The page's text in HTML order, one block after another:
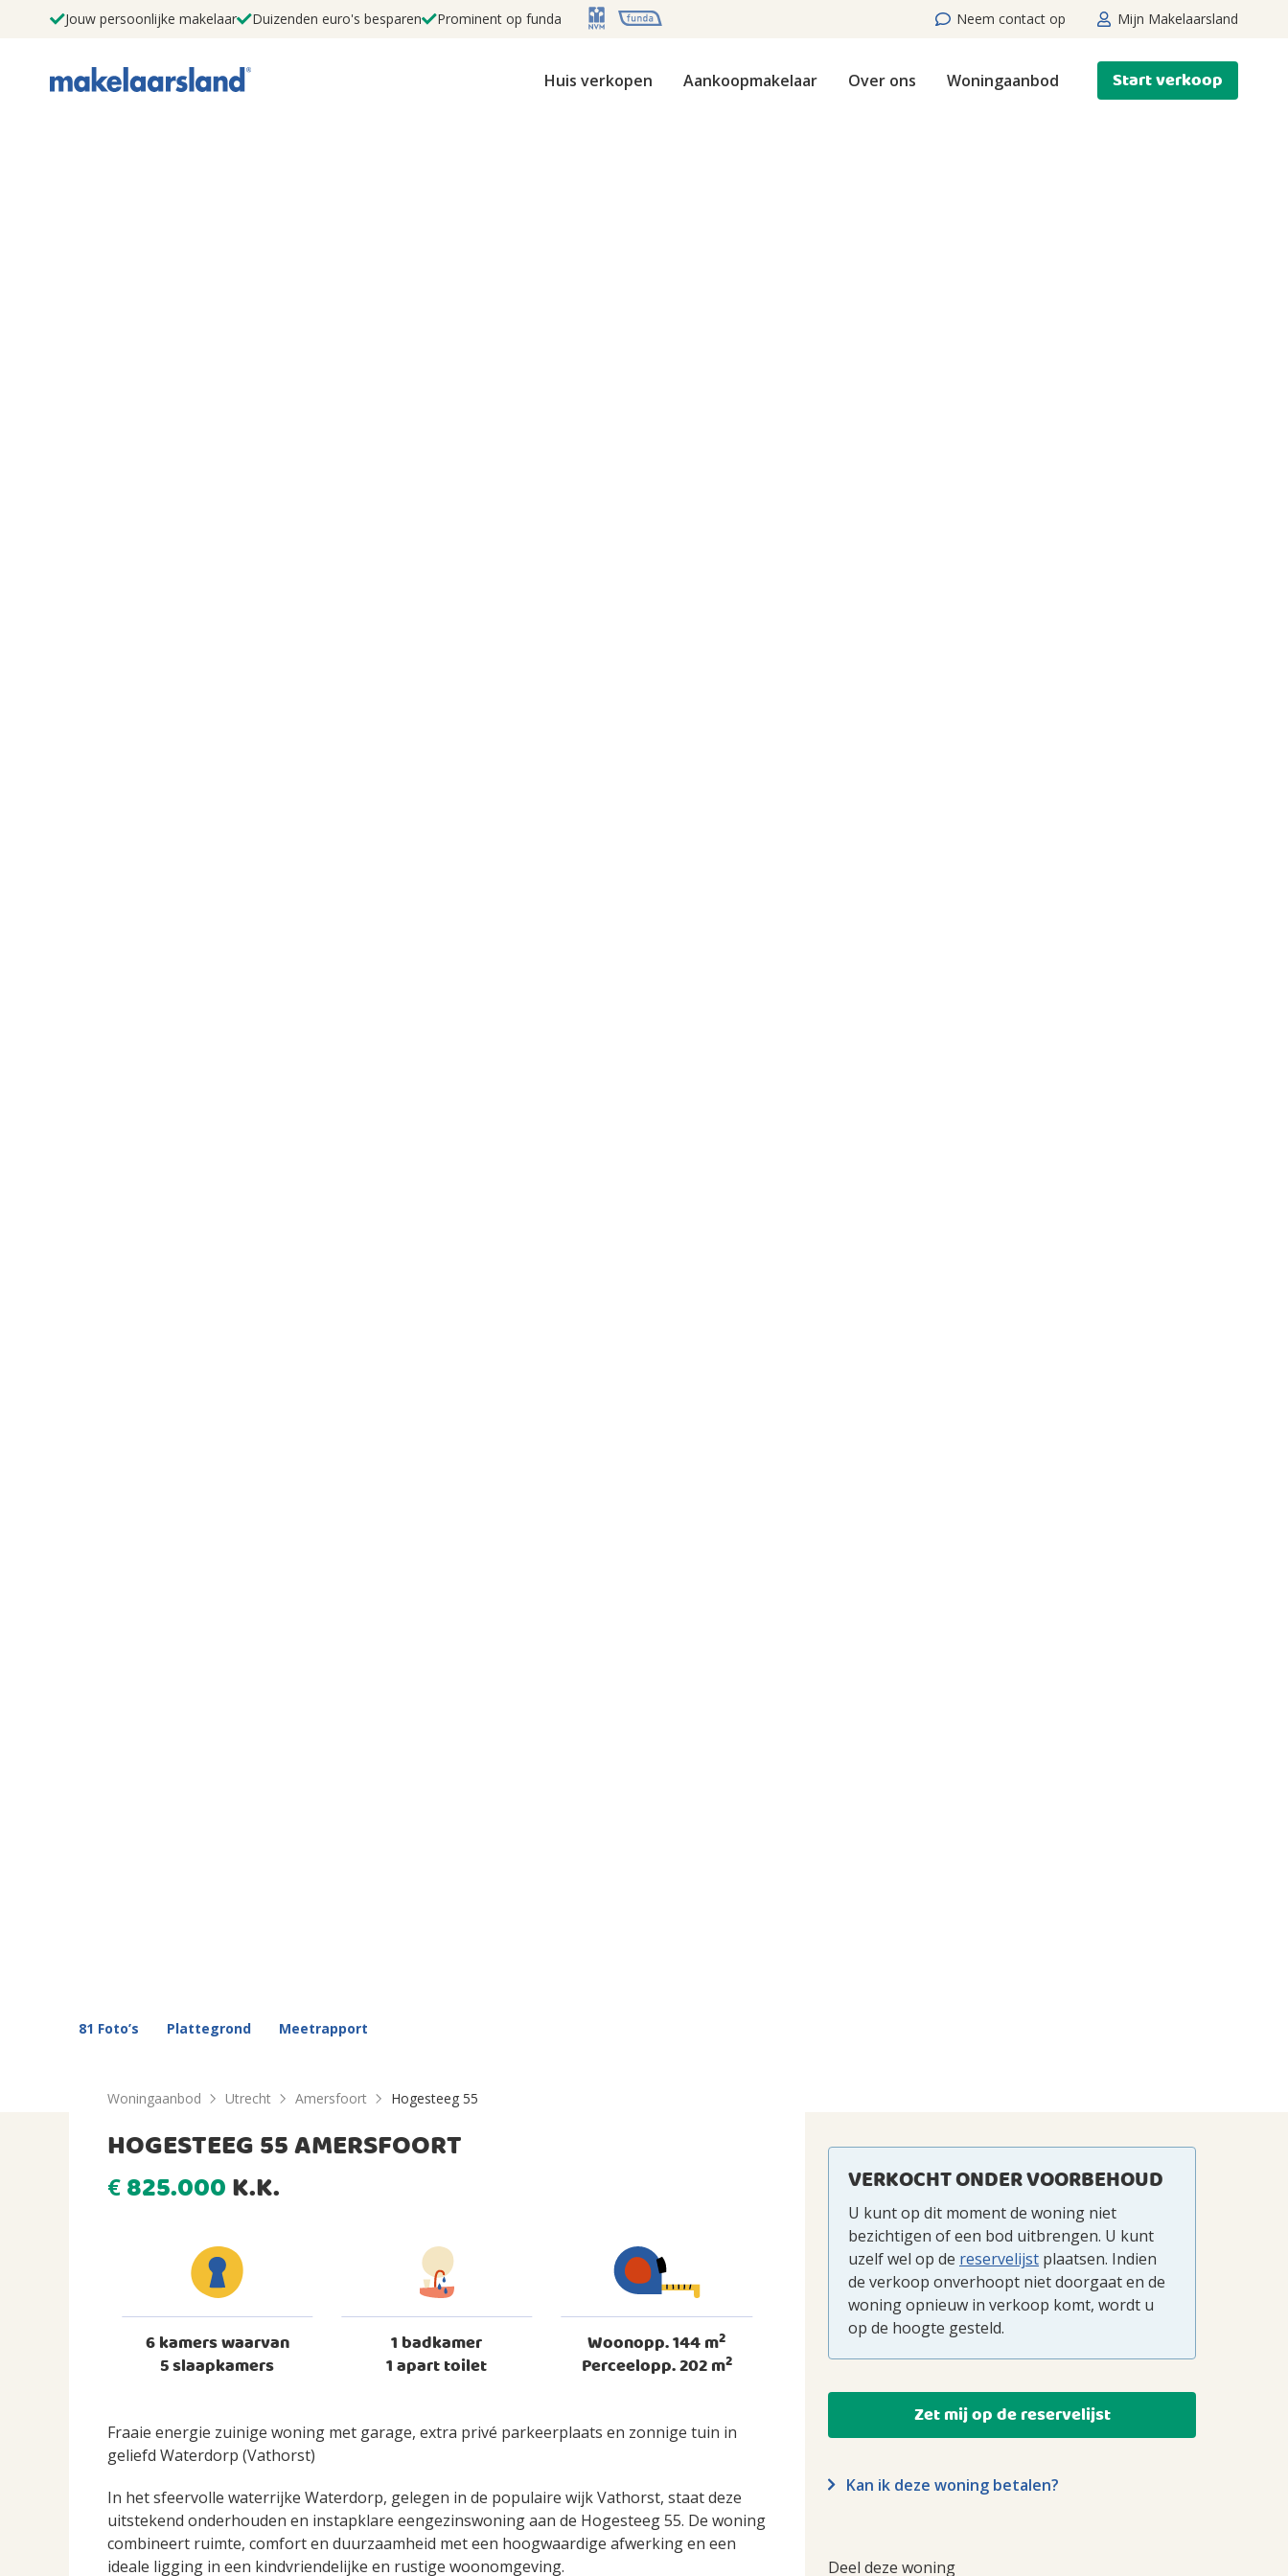
Jouw persoonlijke makelaar Duizenden euro's besparen Prominent op funda Neem contact op Mijn Makelaarsland
Huis verkopen Aankoopmakelaar Over ons Woningaanbod Start verkoop
81 Foto’s Plattegrond Meetrapport
Woningaanbod Utrecht Amersfoort Hogesteeg 55
HOGESTEEG 55 AMERSFOORT
€ 825.000K.K.
6 kamers waarvan
5 slaapkamers
1 badkamer
1 apart toilet
Woonopp. 144 m2
Perceelopp. 202 m2
Fraaie energie zuinige woning met garage, extra privé parkeerplaats en zonnige tuin in
geliefd Waterdorp (Vathorst)
In het sfeervolle waterrijke Waterdorp, gelegen in de populaire wijk Vathorst, staat deze
uitstekend onderhouden en instapklare eengezinswoning aan de Hogesteeg 55. De woning
combineert ruimte, comfort en duurzaamheid met een hoogwaardige afwerking en een
ideale ligging in een kindvriendelijke en rustige woonomgeving.
VERKOCHT ONDER VOORBEHOUD
U kunt op dit moment de woning niet
bezichtigen of een bod uitbrengen. U kunt
uzelf wel op de reservelijst plaatsen. Indien
de verkoop onverhoopt niet doorgaat en de
woning opnieuw in verkoop komt, wordt u
op de hoogte gesteld.
Zet mij op de reservelijst
Kan ik deze woning betalen?
Deel deze woning